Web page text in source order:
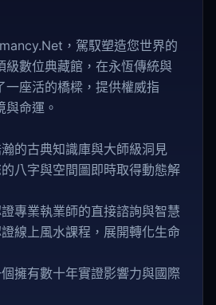
，駕馭塑造您世界的
級數位典藏館，在永恆傳統與
一座活的橋樑，提供權威指
與命運。
的古典知識庫與大師級洞見
八字與空間圖即時取得動態解
專業執業師的直接諮詢與智慧
線上風水課程，展開轉化生命
擁有數十年實證影響力與國際